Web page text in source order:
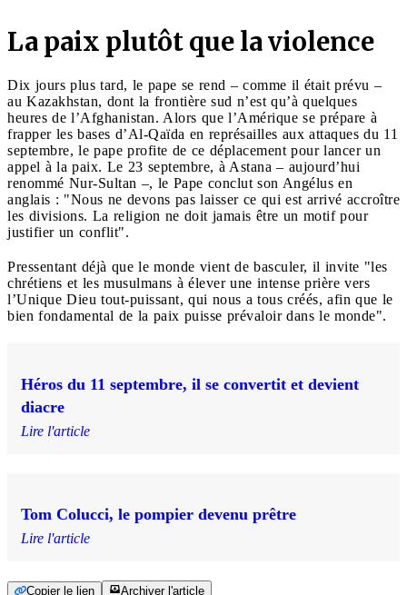
La paix plutôt que la violence
Dix jours plus tard, le pape se rend – comme il était prévu –
au Kazakhstan, dont la frontière sud n’est qu’à quelques
heures de l’Afghanistan. Alors que l’Amérique se prépare à
frapper les bases d’Al-Qaïda en représailles aux attaques du 11
septembre, le pape profite de ce déplacement pour lancer un
appel à la paix. Le 23 septembre, à Astana – aujourd’hui
renommé Nur-Sultan –, le Pape conclut son Angélus en
anglais : "Nous ne devons pas laisser ce qui est arrivé accroître
les divisions. La religion ne doit jamais être un motif pour
justifier un conflit".
Pressentant déjà que le monde vient de basculer, il invite "les
chrétiens et les musulmans à élever une intense prière vers
l’Unique Dieu tout-puissant, qui nous a tous créés, afin que le
bien fondamental de la paix puisse prévaloir dans le monde".
Héros du 11 septembre, il se convertit et devient
diacre
Lire l'article
Tom Colucci, le pompier devenu prêtre
Lire l'article
Copier le lien Archiver l'article